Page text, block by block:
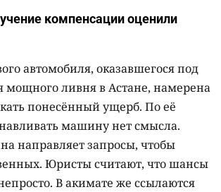
компенсации оценили
автомобиля, оказавшегося под
мощного ливня в Астане, намерена
понесённый ущерб. По её
машину нет смысла.
направляет запросы, чтобы
Юристы считают, что шансы
В акимате же ссылаются